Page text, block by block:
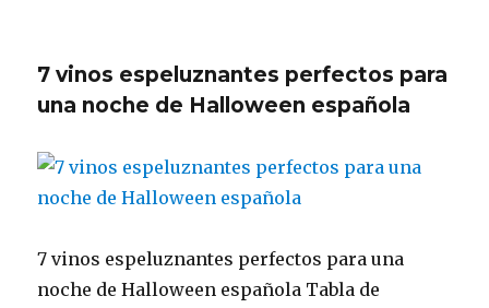
7 vinos espeluznantes perfectos para
una noche de Halloween española
7 vinos espeluznantes perfectos para una
noche de Halloween española Tabla de